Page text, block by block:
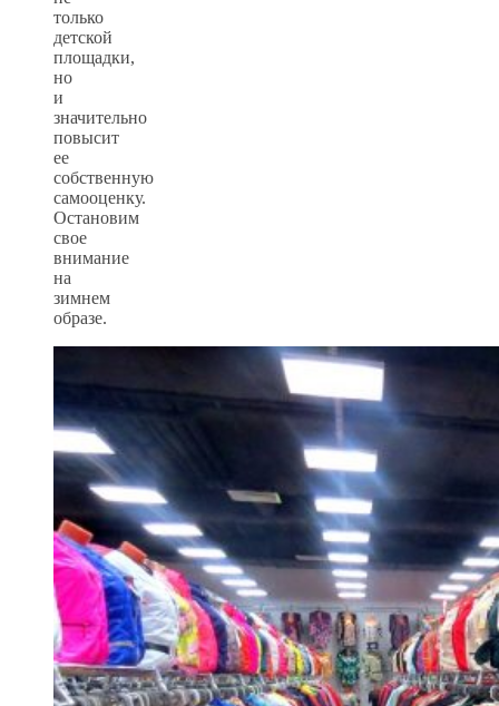
только
детской
площадки,
но
и
значительно
повысит
ее
собственную
самооценку.
Остановим
свое
внимание
на
зимнем
образе.